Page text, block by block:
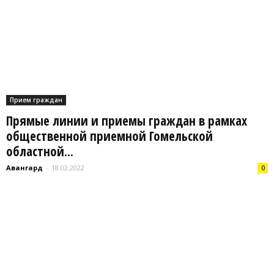
Прием граждан
Прямые линии и приемы граждан в рамках
общественной приемной Гомельской
областной...
Авангард - 18.02.2022 0